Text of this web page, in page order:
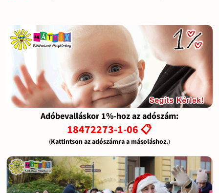
Adóbevalláskor 1%-hoz az adószám:
18472273-1-06 📋
(Kattintson az adószámra a másoláshoz.)